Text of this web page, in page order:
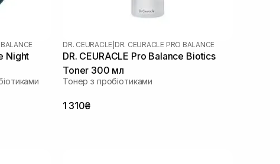
Night
DR. CEURACLE DR. CEURACLE PRO BALANCE
DR. CEURACLE Pro Balance Biotics
Toner 300 мл
Тонер з пробіотиками
1 310₴